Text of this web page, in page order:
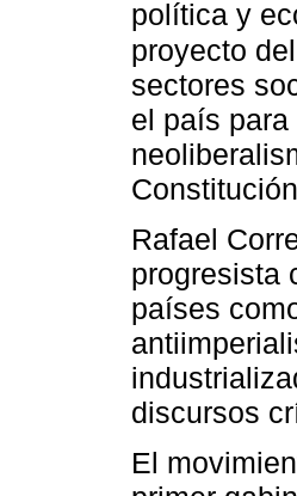
política y
proyecto
sectores
el país
Rafael
progresista
países
discursos
El